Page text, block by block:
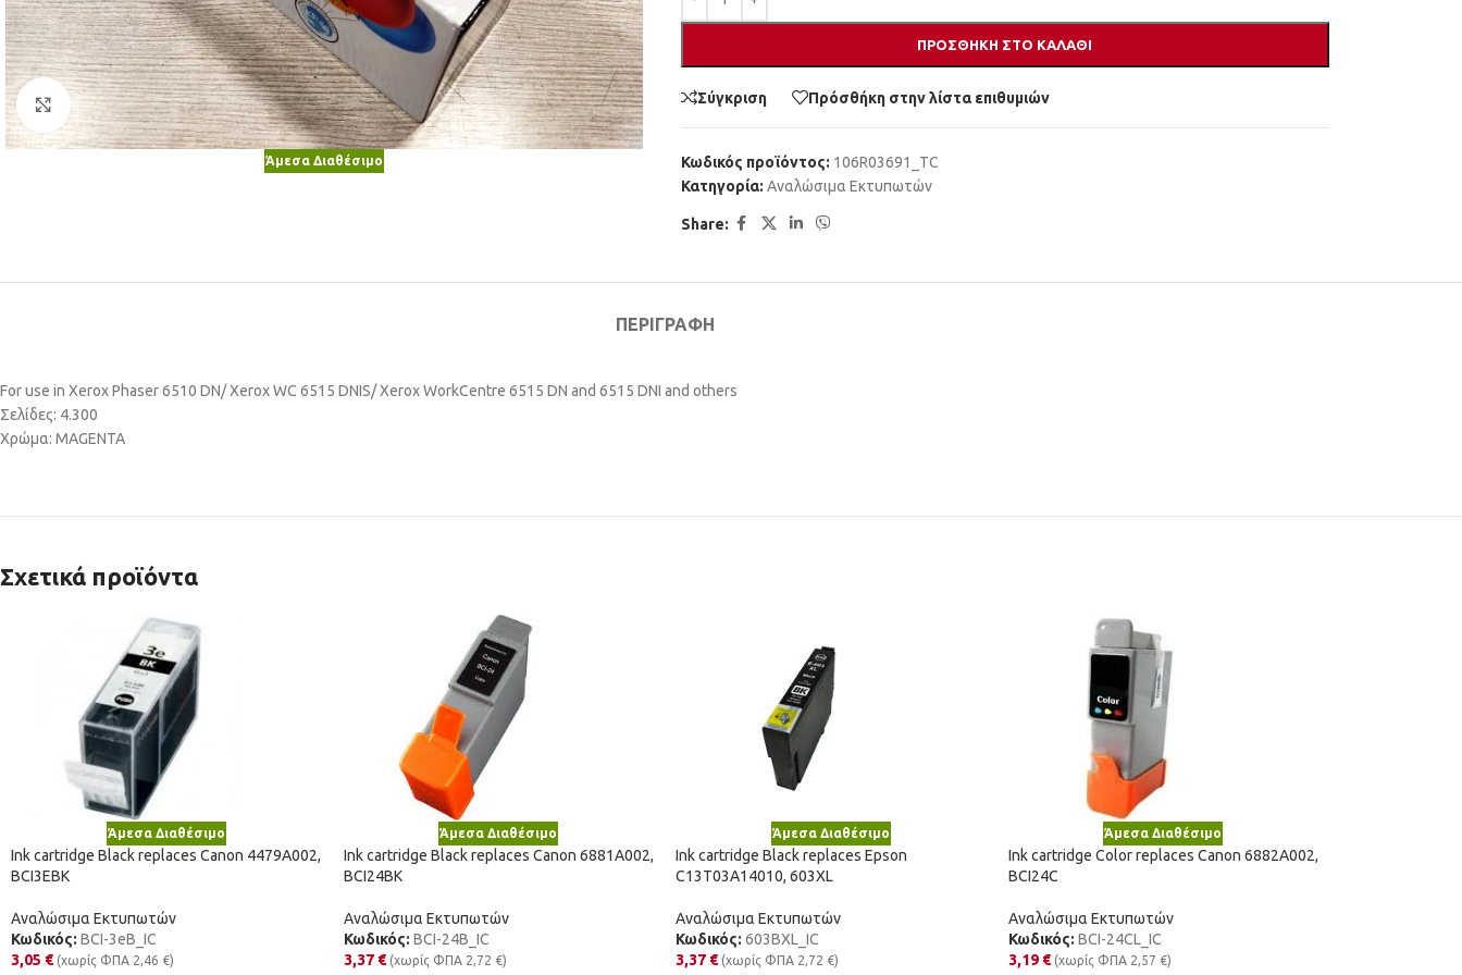
Κλικ για μεγέθυνση
Άμεσα Διαθέσιμο
ΠΡΟΣΘΉΚΗ ΣΤΟ ΚΑΛΆΘΙ
Σύγκριση Πρόσθήκη στην λίστα επιθυμιών
Κωδικός προϊόντος: 106R03691_TC
Κατηγορία: Αναλώσιμα Εκτυπωτών
Share:
ΠΕΡΙΓΡΑΦΉ
For use in Xerox Phaser 6510 DN/ Xerox WC 6515 DNIS/ Xerox WorkCentre 6515 DN and 6515 DNI and others
Σελίδες: 4.300
Χρώμα: MAGENTA
Σχετικά προϊόντα
Άμεσα Διαθέσιμο
Ink cartridge Black replaces Canon 4479A002,
BCI3EBK
Αναλώσιμα Εκτυπωτών
Κωδικός: BCI-3eB_IC
3,05 € (χωρίς ΦΠΑ 2,46 €)
Άμεσα Διαθέσιμο
Ink cartridge Black replaces Canon 6881A002,
BCI24BK
Αναλώσιμα Εκτυπωτών
Κωδικός: BCI-24B_IC
3,37 € (χωρίς ΦΠΑ 2,72 €)
Άμεσα Διαθέσιμο
Ink cartridge Black replaces Epson
C13T03A14010, 603XL
Αναλώσιμα Εκτυπωτών
Κωδικός: 603BXL_IC
3,37 € (χωρίς ΦΠΑ 2,72 €)
Άμεσα Διαθέσιμο
Ink cartridge Color replaces Canon 6882A002,
BCI24C
Αναλώσιμα Εκτυπωτών
Κωδικός: BCI-24CL_IC
3,19 € (χωρίς ΦΠΑ 2,57 €)